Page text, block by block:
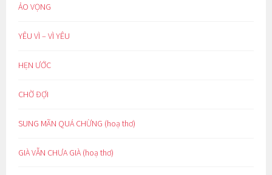
ẢO VỌNG
YÊU VÌ – VÌ YÊU
HẸN ƯỚC
CHỜ ĐỢI
SUNG MÃN QUÁ CHỪNG (hoạ thơ)
GIÀ VẪN CHƯA GIÀ (hoạ thơ)